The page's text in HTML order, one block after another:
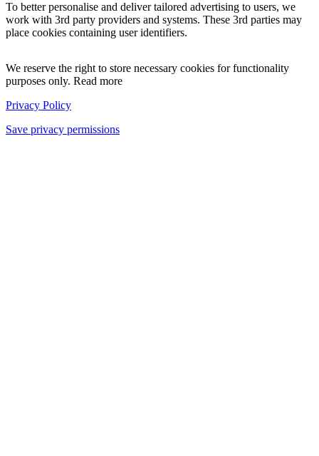
To better personalise and deliver tailored advertising to users, we
work with 3rd party providers and systems. These 3rd parties may
place cookies containing user identifiers.
We reserve the right to store necessary cookies for functionality
purposes only. Read more
Privacy Policy
Save privacy permissions